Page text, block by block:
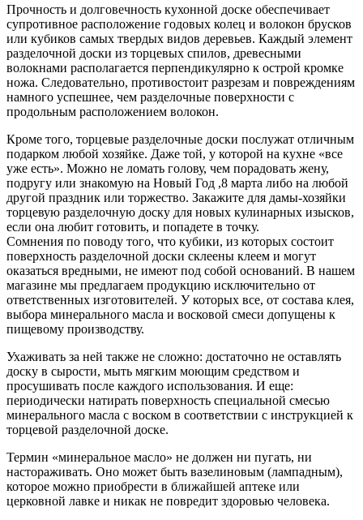
Прочность и долговечность кухонной доске обеспечивает
супротивное расположение годовых колец и волокон брусков
или кубиков самых твердых видов деревьев. Каждый элемент
разделочной доски из торцевых спилов, древесными
волокнами располагается перпендикулярно к острой кромке
ножа. Следовательно, противостоит разрезам и повреждениям
намного успешнее, чем разделочные поверхности с
продольным расположением волокон.
Кроме того, торцевые разделочные доски послужат отличным
подарком любой хозяйке. Даже той, у которой на кухне «все
уже есть». Можно не ломать голову, чем порадовать жену,
подругу или знакомую на Новый Год ,8 марта либо на любой
другой праздник или торжество. Закажите для дамы-хозяйки
торцевую разделочную доску для новых кулинарных изысков,
если она любит готовить, и попадете в точку.
Сомнения по поводу того, что кубики, из которых состоит
поверхность разделочной доски склеены клеем и могут
оказаться вредными, не имеют под собой оснований. В нашем
магазине мы предлагаем продукцию исключительно от
ответственных изготовителей. У которых все, от состава клея,
выбора минерального масла и восковой смеси допущены к
пищевому производству.
Ухаживать за ней также не сложно: достаточно не оставлять
доску в сырости, мыть мягким моющим средством и
просушивать после каждого использования. И еще:
периодически натирать поверхность специальной смесью
минерального масла с воском в соответствии с инструкцией к
торцевой разделочной доске.
Термин «минеральное масло» не должен ни пугать, ни
настораживать. Оно может быть вазелиновым (лампадным),
которое можно приобрести в ближайшей аптеке или
церковной лавке и никак не повредит здоровью человека.